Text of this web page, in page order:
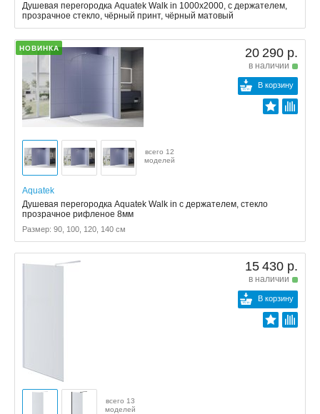
Душевая перегородка Aquatek Walk in 1000x2000, с держателем,
прозрачное стекло, чёрный принт, чёрный матовый
НОВИНКА 20 290 р.
в наличии
В корзину
всего 12
моделей
Aquatek
Душевая перегородка Aquatek Walk in с держателем, стекло
прозрачное рифленое 8мм
Размер: 90, 100, 120, 140 см
15 430 р.
в наличии
В корзину
всего 13
моделей